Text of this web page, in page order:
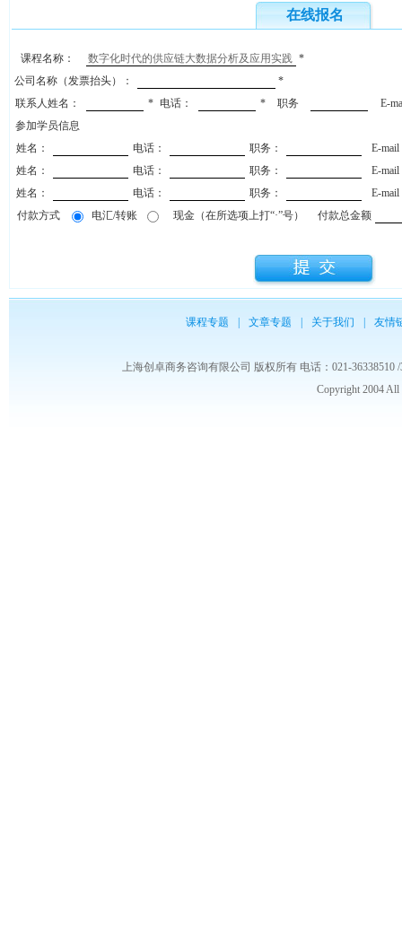
在线报名
课程名称：
*
公司名称（发票抬头）：
*
联系人姓名：
* 电话： * 职务
E-
参加学员信息
姓名：
电话： 职务：
E-mail
姓名：
电话： 职务：
E-mail
姓名：
电话： 职务：
E-mail
付款方式
电汇/转账 现金（在所选项上打“·”号） 付款总金额
课程专题 文章专题 关于我们 友情
上海创卓商务咨询有限公司 版权所有 电话：021-36338510 /
Copyright 2004 All